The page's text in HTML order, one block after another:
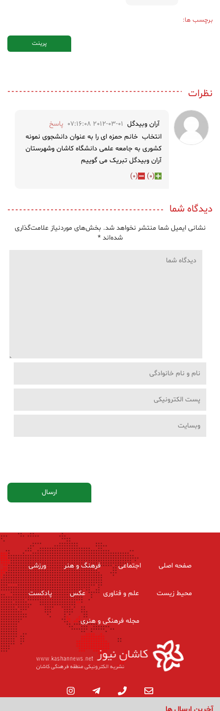
برچسب ها:
پرینت
نظرات
آران وبیدگل 2012-03-01 07:16:08
پاسخ
انتخاب خانم حمزه ای را به عنوان دانشجوی نمونه
کشوری به جامعه علمی دانشگاه کاشان وشهرستان
آران وبیدگل تبریک می گوییم
(
0
)
(
0
)
دیدگاه شما
نشانی ایمیل شما منتشر نخواهد شد. بخش‌های موردنیاز علامت‌گذاری
شده‌اند*
صفحه اصلی اجتماعی فرهنگ و هنر ورزشی
محیط زیست علم و فناوری عکس پادکست
مجله فرهنگی و هنری